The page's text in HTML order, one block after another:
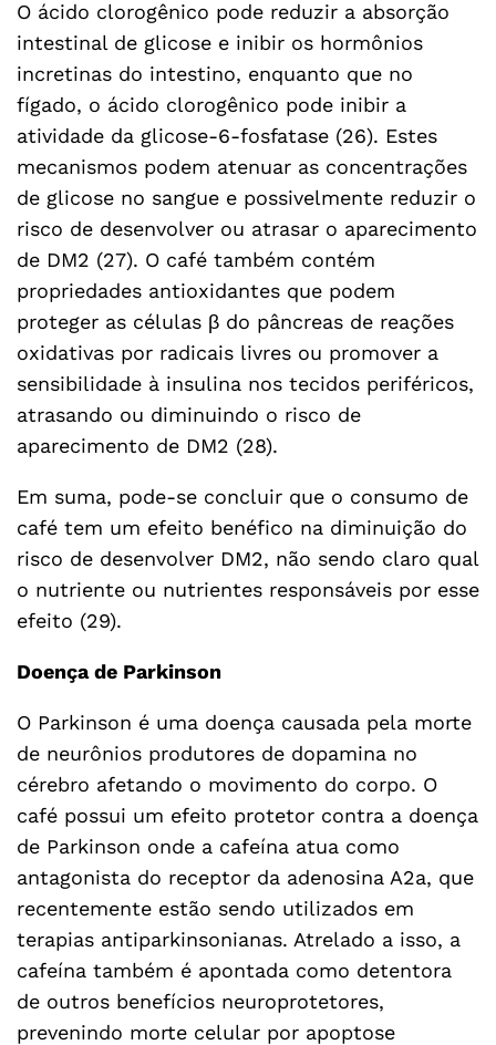
O ácido clorogênico pode reduzir a absorção
intestinal de glicose e inibir os hormônios
incretinas do intestino, enquanto que no
fígado, o ácido clorogênico pode inibir a
atividade da glicose-6-fosfatase (26). Estes
mecanismos podem atenuar as concentrações
de glicose no sangue e possivelmente reduzir o
risco de desenvolver ou atrasar o aparecimento
de DM2 (27). O café também contém
propriedades antioxidantes que podem
proteger as células β do pâncreas de reações
oxidativas por radicais livres ou promover a
sensibilidade à insulina nos tecidos periféricos,
atrasando ou diminuindo o risco de
aparecimento de DM2 (28).
Em suma, pode-se concluir que o consumo de
café tem um efeito benéfico na diminuição do
risco de desenvolver DM2, não sendo claro qual
o nutriente ou nutrientes responsáveis por esse
efeito (29).
Doença de Parkinson
O Parkinson é uma doença causada pela morte
de neurônios produtores de dopamina no
cérebro afetando o movimento do corpo. O
café possui um efeito protetor contra a doença
de Parkinson onde a cafeína atua como
antagonista do receptor da adenosina A2a, que
recentemente estão sendo utilizados em
terapias antiparkinsonianas. Atrelado a isso, a
cafeína também é apontada como detentora
de outros benefícios neuroprotetores,
prevenindo morte celular por apoptose